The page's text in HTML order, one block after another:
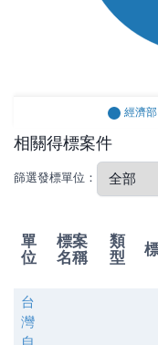
經濟部
相關得標案件
篩選發標單位：
單
位
標案
名稱
類
型
台
灣